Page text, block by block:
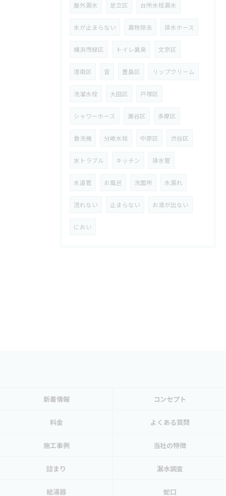
屋外漏水 足立区 台所水栓漏水
水が止まらない 異物除去 排水ホース
横浜市緑区 トイレ異臭 文京区
港南区 音 豊島区 リップクリーム
洗濯水栓 大田区 戸塚区
シャワーホース 瀬谷区 多摩区
食洗機 分岐水栓 中原区 渋谷区
水トラブル キッチン 排水管
水道管 お風呂 洗面所 水漏れ
流れない 止まらない お湯が出ない
におい
新着情報 コンセプト
料金 よくある質問
施工事例 当社の特徴
詰まり 漏水調査
給湯器 蛇口